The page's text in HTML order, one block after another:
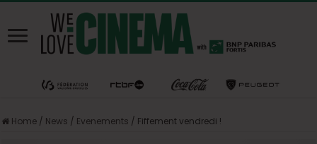
Home / News / Evenements / Fiffement vendredi !